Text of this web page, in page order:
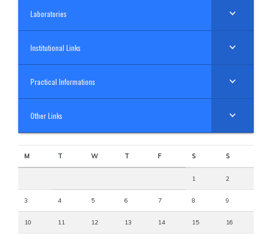
Laboratories
Institutional Links
Practical Informations
Other Links
M T W T F S S
1 2
3 4 5 6 7 8 9
10 11 12 13 14 15 16